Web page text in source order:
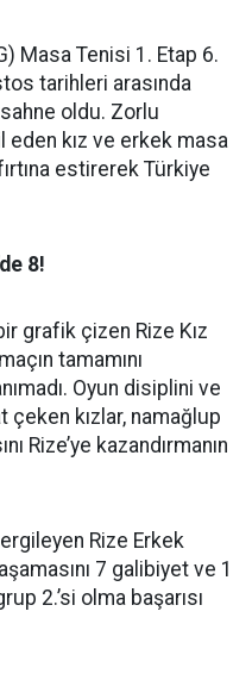
Masa Tenisi 1. Etap 6.
tarihleri arasında
oldu. Zorlu
eden kız ve erkek masa
estirerek Türkiye
8!
grafik çizen Rize Kız
tamamını
Oyun disiplini ve
kızlar, namağlup
Rize’ye kazandırmanın
Rize Erkek
7 galibiyet ve 1
2.’si olma başarısı